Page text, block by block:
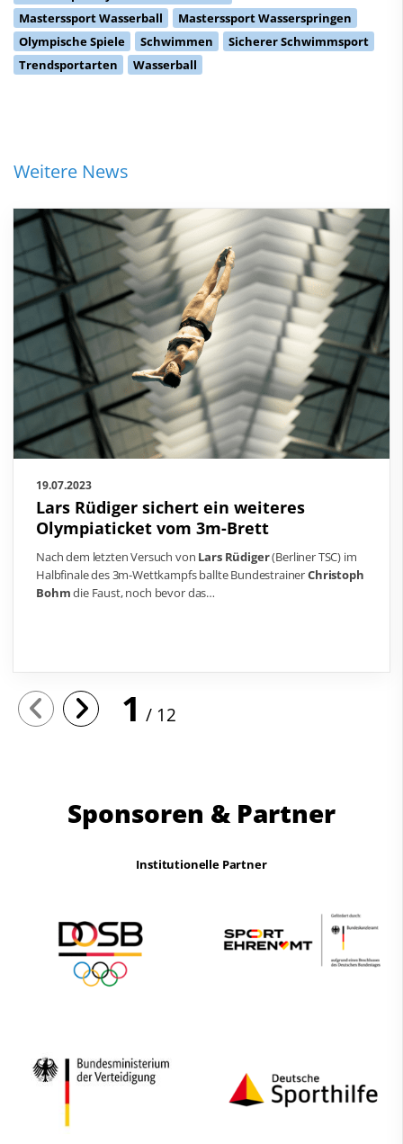
Masterssport Wasserball
Masterssport Wasserspringen
Olympische Spiele
Schwimmen
Sicherer Schwimmsport
Trendsportarten
Wasserball
Weitere News
19.07.2023
Lars Rüdiger sichert ein weiteres
Olympiaticket vom 3m-Brett
Nach dem letzten Versuch von Lars Rüdiger(Berliner TSC) im
Halbfinale des 3m-Wettkampfs ballte BundestrainerChristoph
Bohmdie Faust, noch bevor das…
1 12
Sponsoren & Partner
Institutionelle Partner